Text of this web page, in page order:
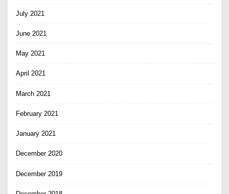
July 2021
June 2021
May 2021
April 2021
March 2021
February 2021
January 2021
December 2020
December 2019